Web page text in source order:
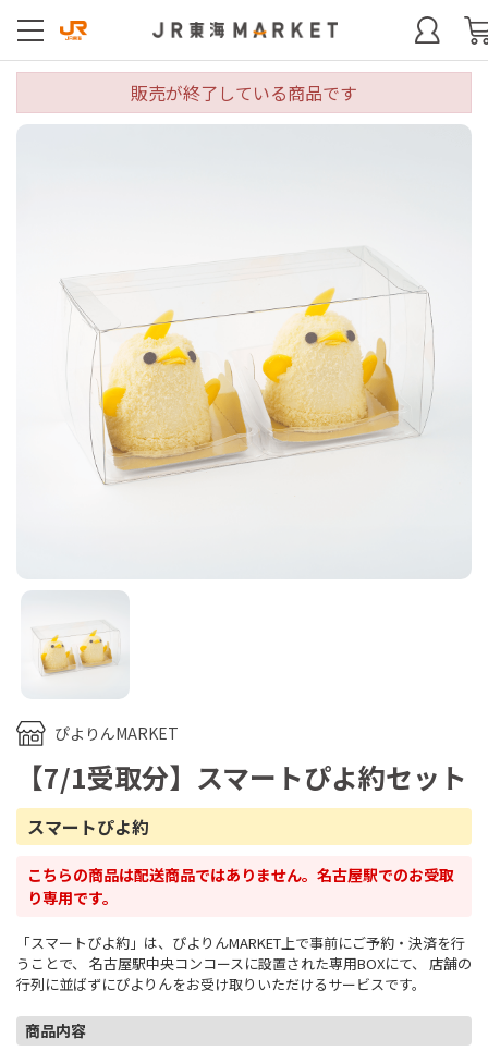
ぴよりんMARKET
【7/1受取分】スマートぴよ約セット
スマートぴよ約
こちらの商品は配送商品ではありません。名古屋駅でのお受取
り専用です。
「スマートぴよ約」は、ぴよりんMARKET上で事前にご予約・決済を行
うことで、 名古屋駅中央コンコースに設置された専用BOXにて、 店舗の
行列に並ばずにぴよりんをお受け取りいただけるサービスです。
商品内容
販売が終了している商品です